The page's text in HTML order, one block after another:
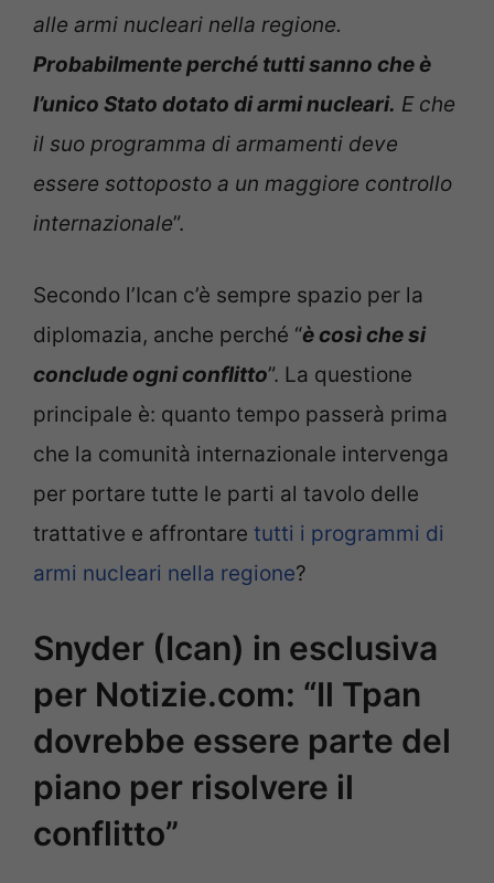
alle armi nucleari nella regione.
Probabilmente perché tutti sanno che è
l’unico Stato dotato di armi nucleari. E che
il suo programma di armamenti deve
essere sottoposto a un maggiore controllo
internazionale”.
Secondo l’Ican c’è sempre spazio per la
diplomazia, anche perché “è così che si
conclude ogni conflitto”. La questione
principale è: quanto tempo passerà prima
che la comunità internazionale intervenga
per portare tutte le parti al tavolo delle
trattative e affrontare tutti i programmi di
armi nucleari nella regione?
Snyder (Ican) in esclusiva
per Notizie.com: “Il Tpan
dovrebbe essere parte del
piano per risolvere il
conflitto”